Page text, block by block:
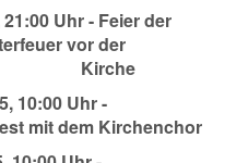
Uhr - Feier der
vor der
10:00 Uhr -
mit dem Kirchenchor